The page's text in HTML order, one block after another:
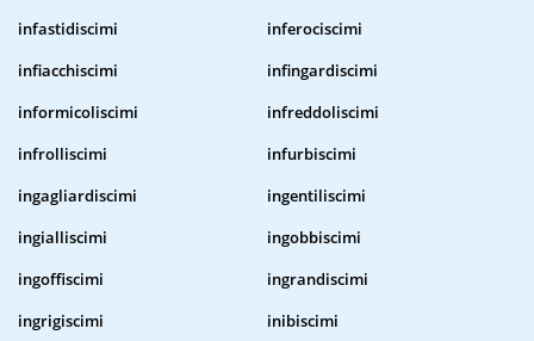
infastidiscimi
inferociscimi
infiacchiscimi
infingardiscimi
informicoliscimi
infreddoliscimi
infrolliscimi
infurbiscimi
ingagliardiscimi
ingentiliscimi
ingialliscimi
ingobbiscimi
ingoffiscimi
ingrandiscimi
ingrigiscimi
inibiscimi